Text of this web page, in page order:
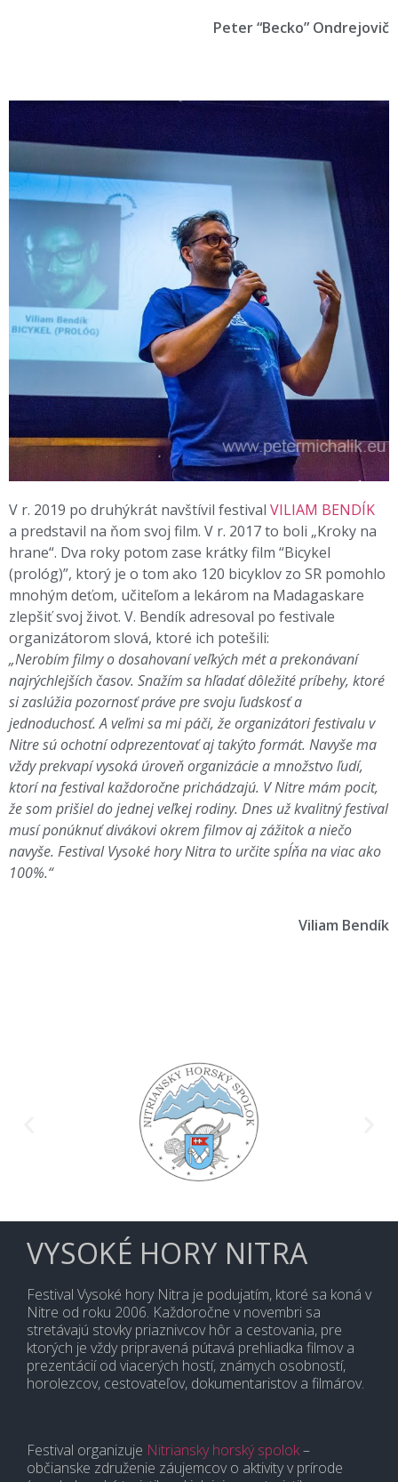
Peter “Becko” Ondrejovič
V r. 2019 po druhýkrát navštívil festival VILIAM BENDÍK
a predstavil na ňom svoj film. V r. 2017 to boli „Kroky na
hrane“. Dva roky potom zase krátky film “Bicykel
(prológ)”, ktorý je o tom ako 120 bicyklov zo SR pomohlo
mnohým deťom, učiteľom a lekárom na Madagaskare
zlepšiť svoj život. V. Bendík adresoval po festivale
organizátorom slová, ktoré ich potešili:
„Nerobím filmy o dosahovaní veľkých mét a prekonávaní
najrýchlejších časov. Snažím sa hľadať dôležité príbehy, ktoré
si zaslúžia pozornosť práve pre svoju ľudskosť a
jednoduchosť. A veľmi sa mi páči, že organizátori festivalu v
Nitre sú ochotní odprezentovať aj takýto formát. Navyše ma
vždy prekvapí vysoká úroveň organizácie a množstvo ľudí,
ktorí na festival každoročne prichádzajú. V Nitre mám pocit,
že som prišiel do jednej veľkej rodiny. Dnes už kvalitný festival
musí ponúknuť divákovi okrem filmov aj zážitok a niečo
navyše. Festival Vysoké hory Nitra to určite spĺňa na viac ako
100%.“
Viliam Bendík
VYSOKÉ HORY NITRA
Festival Vysoké hory Nitra je podujatím, ktoré sa koná v
Nitre od roku 2006. Každoročne v novembri sa
stretávajú stovky priaznivcov hôr a cestovania, pre
ktorých je vždy pripravená pútavá prehliadka filmov a
prezentácií od viacerých hostí, známych osobností,
horolezcov, cestovateľov, dokumentaristov a filmárov.
Festival organizuje Nitriansky horský spolok–
občianske združenie záujemcov o aktivity v prírode